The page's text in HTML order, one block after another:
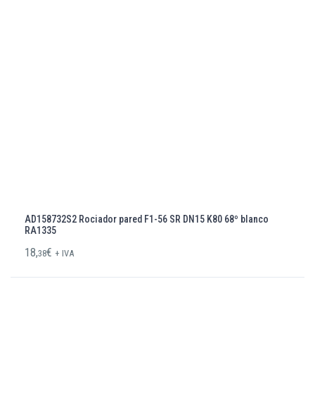
AD158732S2 Rociador pared F1-56 SR DN15 K80 68º blanco
RA1335
18,38€ + IVA